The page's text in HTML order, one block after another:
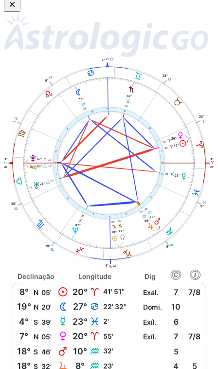
A
B
C
D
E
F
G
H
I J
K
L
1
W
2
3 4
j
5
6
7
i
8
9
10
X
11
12
G
3°
28'
G
28°
H
28°
J
4° 22'
K
9°
L
9°
A
3°
28'
A
28°
B
28°
D
4° 22'
E
9°
F
9°
l 05°G 12'
T21°G03'
U
07°
I
09'
È
10°
J
09'
Y
11°
J
25'
R
08°
K
23'
Q
10°
K
31'
O
23°
L
01'
M
20°
A
40'
P
20°
A
54'
S
16°
C
24'
N
27°
D
21'
V 02°G 35'
Declinação Longitude Dig f g
8° N 05' M 20° A 41' 51'' Exal. 7 7/8
19° N 20' N 27° D 22' 32'' Domi. 10
4° S 39' O 23° L 2' Exíl. 6
7° N 05' P 20° A 55' Exíl. 7 7/8
18° S 46' Q 10° K 32' 5
18° S 32' R 8° K 23' 4 5